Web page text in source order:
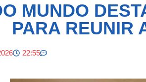
MUNDO
PARA REUNIR
22:55